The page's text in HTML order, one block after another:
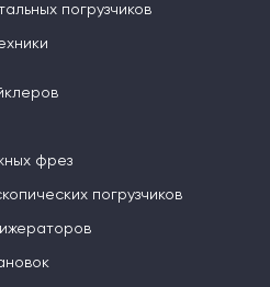
погрузчиков
фрез
погрузчиков